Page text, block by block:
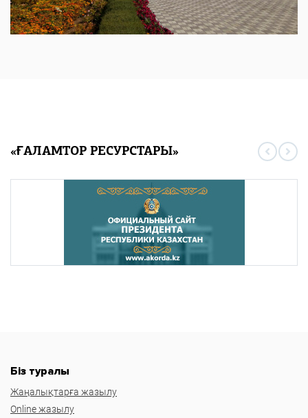
«ҒАЛАМТОР РЕСУРСТАРЫ»
Біз туралы
Жаңалықтарға жазылу
Online жазылу